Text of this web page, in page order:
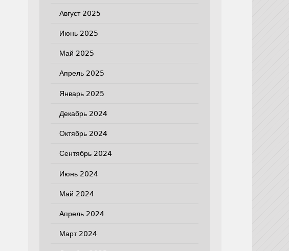
Август 2025
Июнь 2025
Май 2025
Апрель 2025
Январь 2025
Декабрь 2024
Октябрь 2024
Сентябрь 2024
Июнь 2024
Май 2024
Апрель 2024
Март 2024